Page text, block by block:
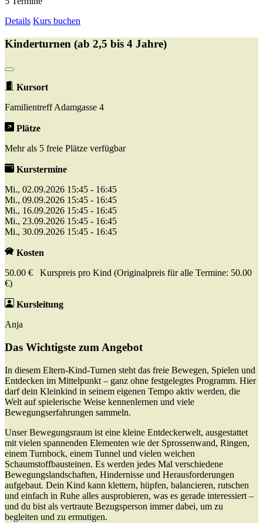
Details Kurs buchen
Kinderturnen (ab 2,5 bis 4 Jahre)
Kursort
Familientreff Adamgasse 4
Plätze
Mehr als 5 freie Plätze verfügbar
Kurstermine
Mi., 02.09.2026 15:45 - 16:45
Mi., 09.09.2026 15:45 - 16:45
Mi., 16.09.2026 15:45 - 16:45
Mi., 23.09.2026 15:45 - 16:45
Mi., 30.09.2026 15:45 - 16:45
Kosten
50.00 € Kurspreis pro Kind (Originalpreis für alle Termine: 50.00
€)
Kursleitung
Anja
Das Wichtigste zum Angebot
In diesem Eltern-Kind-Turnen steht das freie Bewegen, Spielen und
Entdecken im Mittelpunkt – ganz ohne festgelegtes Programm. Hier
darf dein Kleinkind in seinem eigenen Tempo aktiv werden, die
Welt auf spielerische Weise kennenlernen und viele
Bewegungserfahrungen sammeln.
Unser Bewegungsraum ist eine kleine Entdeckerwelt, ausgestattet
mit vielen spannenden Elementen wie der Sprossenwand, Ringen,
einem Turnbock, einem Tunnel und vielen weichen
Schaumstoffbausteinen. Es werden jedes Mal verschiedene
Bewegungslandschaften, Hindernisse und Herausforderungen
aufgebaut. Dein Kind kann klettern, hüpfen, balancieren, rutschen
und einfach in Ruhe alles ausprobieren, was es gerade interessiert –
und du bist als vertraute Bezugsperson immer dabei, um zu
begleiten und zu ermutigen.